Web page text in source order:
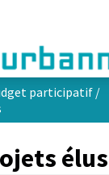
participatif /
élus